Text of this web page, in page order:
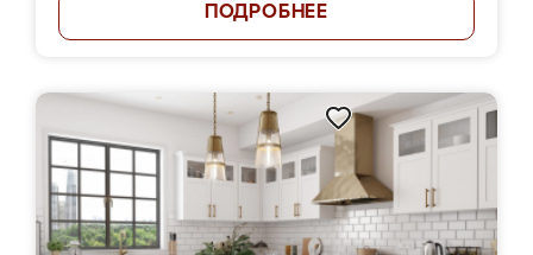
ПОДРОБНЕЕ